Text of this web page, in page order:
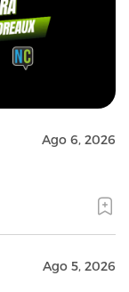
Ago 6, 2026
Ago 5, 2026